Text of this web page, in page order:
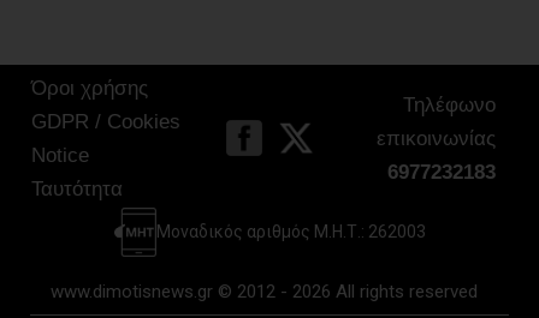
Όροι χρήσης
GDPR / Cookies
Notice
Ταυτότητα
Τηλέφωνο
επικοινωνίας
6977232183
Μοναδικός αριθμός Μ.Η.Τ.: 262003
www.dimotisnews.gr © 2012 - 2026 All rights reserved